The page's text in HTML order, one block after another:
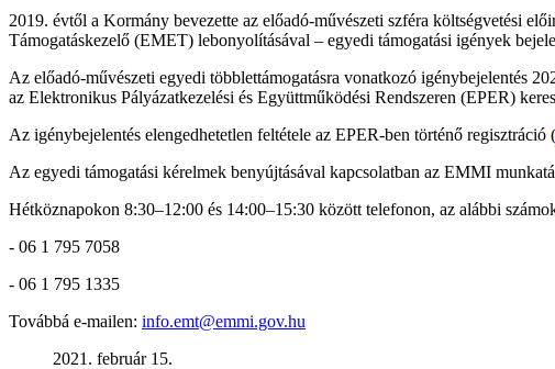
2019. évtől a Kormány bevezette az előadó-művészeti szféra költségvetési
Támogatáskezelő (EMET) lebonyolításával – egyedi támogatási igények
Az előadó-művészeti egyedi többlettámogatásra vonatkozó igénybejelentés
az Elektronikus Pályázatkezelési és Együttműködési Rendszeren (EPER)
Az igénybejelentés elengedhetetlen feltétele az EPER-ben történő regisztráció (
Az egyedi támogatási kérelmek benyújtásával kapcsolatban az EMMI
Hétköznapokon 8:30–12:00 és 14:00–15:30 között telefonon, az alábbi
- 06 1 795 7058
- 06 1 795 1335
Továbbá e-mailen: info.emt@emmi.gov.hu
2021. február 15.